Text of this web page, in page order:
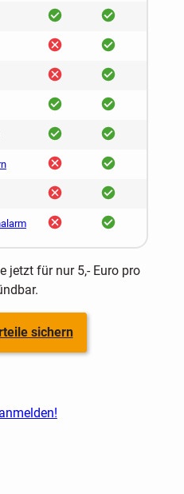
ja ja
nein ja
nein ja
ja ja
ja ja
nein ja
nein ja
nein ja
jetzt für nur 5,- Euro pro
sichern